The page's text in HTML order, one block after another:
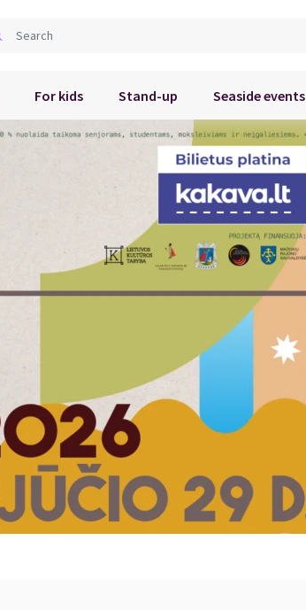
For kids Stand-up Seaside events